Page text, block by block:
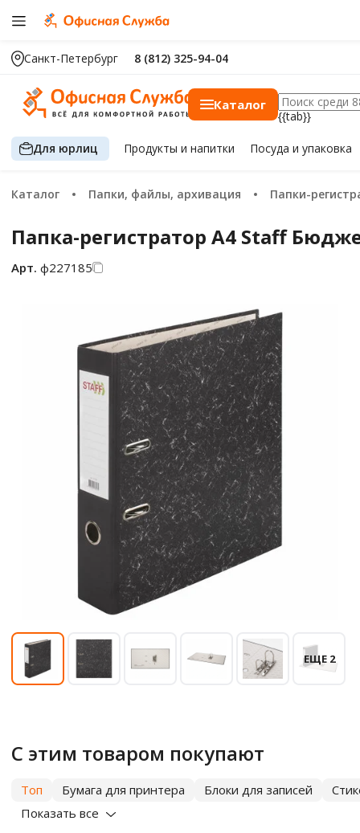
Санкт-Петербург 8 (812) 325-94-04
Каталог
{{tab}}
Для юрлиц Продуктыи напитки Посуда и упаковка
Каталог Папки, файлы, архивация Папки-
Папка-регистратор А4 Staff
Арт. ф227185
ЕЩЕ 2
С этим товаром покупают
Топ Бумага для принтера Блоки для записей
Показать все